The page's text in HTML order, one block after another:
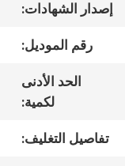
معلومات
جولة
إصدار الشهادات:
رقم الموديل:
الحد الأدنى
لكمية:
تفاصيل التغليف: